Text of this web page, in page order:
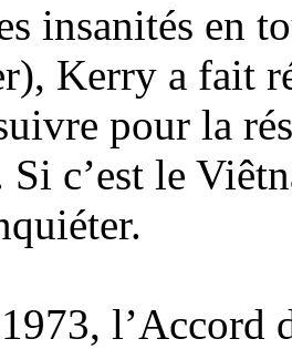
insanités en
Kerry a fait
pour la
c’est le
l’Accord